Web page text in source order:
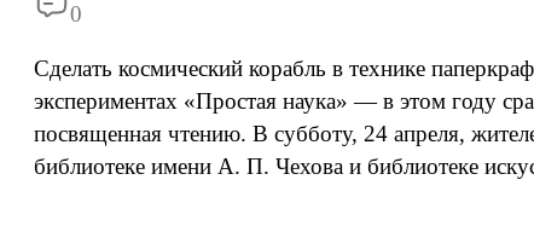
0
Сделать космический корабль в технике
экспериментах «Простая наука» — в этом году
посвященная чтению. В субботу, 24 апреля,
библиотеке имени А. П. Чехова и библиотеке